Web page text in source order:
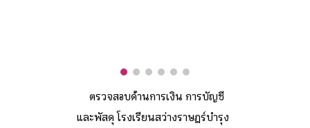
ตรวจสอบด้านการเงิน การบัญชี
และพัสดุ โรงเรียนสว่างราษฎร์บำรุง